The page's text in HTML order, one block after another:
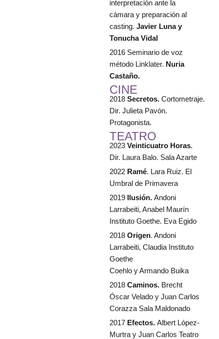
interpretación ante la
cámara y preparación al
casting. Javier Luna y
Tonucha Vidal
2016 Seminario de voz
método Linklater. Nuria
Castaño.
CINE
2018 Secretos. Cortometraje.
Dir. Julieta Pavón.
Protagonista.
TEATRO
2023 Veinticuatro Horas.
Dir. Laura Balo. Sala Azarte
2022 Ramé. Lara Ruiz. El
Umbral de Primavera
2019
Ilusión. Andoni
Larrabeiti, Anabel Maurín
Instituto Goethe. Eva Egido
2018 Origen. Andoni
Larrabeiti, Claudia Instituto
Goethe
Coehlo y Armando Buika
2018 Caminos. Brecht
Óscar Velado y Juan Carlos
Corazza Sala Maldonado
2017 Efectos. Albert López-
Murtra y Juan Carlos Teatro